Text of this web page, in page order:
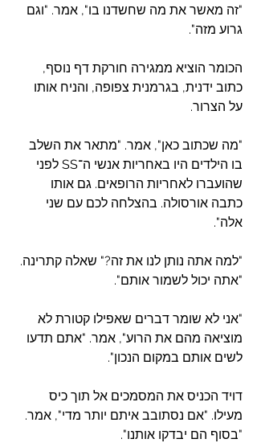
"זה מאשר את מה שחשדנו בו", אמר. "וגם
גרוע מזה".
הכומר הוציא ממגירה חורקת דף נוסף,
כתוב ידנית, בגרמנית צפופה, והניח אותו
על הצרור.
"מה שכתוב כאן", אמר. "מתאר את השלב
בו הילדים היו באחריות אנשי ה־SS לפני
שהועברו לאחריות הרופאים. גם אותו
כתבה אורסולה. בהצלחה לכם עם שני
אלה".
"למה אתה נותן לנו את זה?" שאלה קתרינה.
"אתה יכול לשמור אותם".
"אני לא שומר דברים שאפילו קטורת לא
מוציאה מהם את הרוע", אמר. "אתם תדעו
לשים אותם במקום הנכון".
דויד הכניס את המסמכים אל תוך כיס
מעילו. "אם נסתובב איתם יותר מדי", אמר.
"בסוף הם יבדקו אותנו".